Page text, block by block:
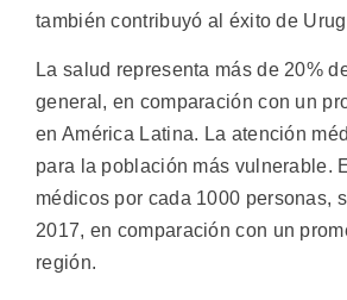
también contribuyó al éxito de
La salud representa más de 20%
general, en comparación con un
en América Latina. La atención
para la población más vulnerable.
médicos por cada 1000 personas,
2017, en comparación con un
región.